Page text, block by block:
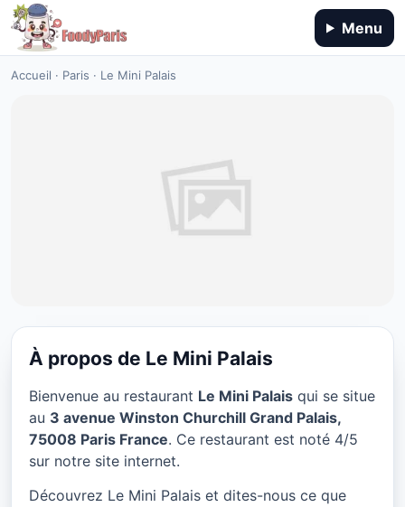
Menu
Accueil · Paris · Le Mini Palais
Le Mini Palais à Paris
★ 4/5
À propos de Le Mini Palais
Bienvenue au restaurant Le Mini Palais qui se situe
au 3 avenue Winston Churchill Grand Palais,
75008 Paris France. Ce restaurant est noté 4/5
sur notre site internet.
Découvrez Le Mini Palais et dites-nous ce que